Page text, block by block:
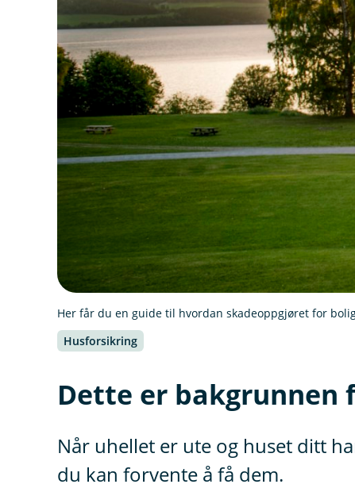
Her får du en guide til hvordan skadeoppgjøret for
Husforsikring
Dette er bakgrunnen
Når uhellet er ute og huset ditt
du kan forvente å få dem.